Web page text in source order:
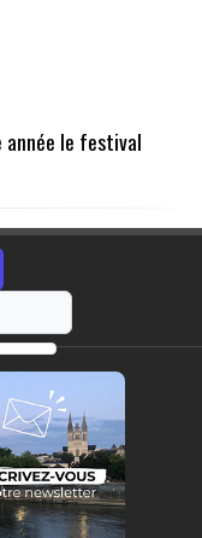
le festival
https://radio-g.fr?14227